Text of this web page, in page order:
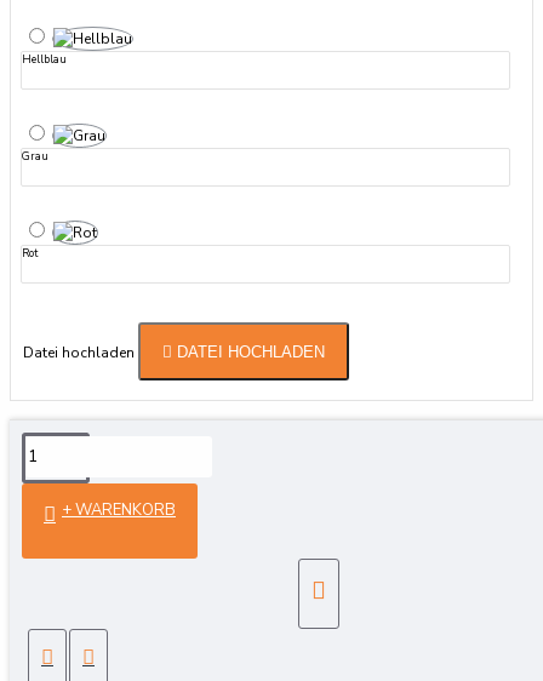
Hellblau
Grau
Rot
Datei hochladen DATEI HOCHLADEN
+ WARENKORB
Details
WinterVezera Polo-Shirt-Stoff | Baumwoll-Jersey: Der
Stoff aus 100 % Baumwoll-Jersey hält im Sommer kühl
und im Winter warm. Er sorgt dafür, dass Schweiß